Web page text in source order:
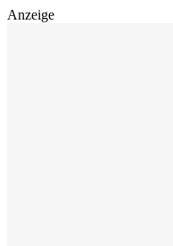
Anzeige